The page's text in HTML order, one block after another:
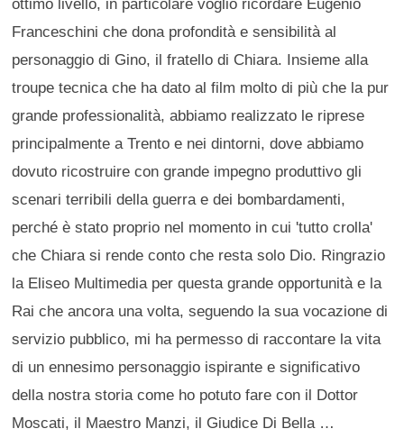
Franceschini che dona profondità e sensibilità al
personaggio di Gino, il fratello di Chiara. Insieme alla
troupe tecnica che ha dato al film molto di più che la pur
grande professionalità, abbiamo realizzato le riprese
principalmente a Trento e nei dintorni, dove abbiamo
dovuto ricostruire con grande impegno produttivo gli
scenari terribili della guerra e dei bombardamenti,
perché è stato proprio nel momento in cui 'tutto crolla'
che Chiara si rende conto che resta solo Dio. Ringrazio
la Eliseo Multimedia per questa grande opportunità e la
Rai che ancora una volta, seguendo la sua vocazione di
servizio pubblico, mi ha permesso di raccontare la vita
di un ennesimo personaggio ispirante e significativo
della nostra storia come ho potuto fare con il Dottor
Moscati, il Maestro Manzi, il Giudice Di Bella …